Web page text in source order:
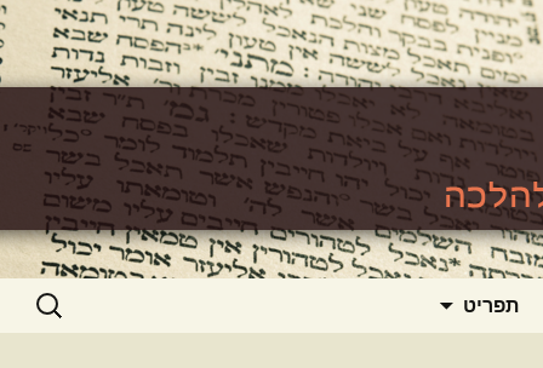
https://www.toralishma.org
האתר ללימוד סוגיות גמרא להלכה
תפריט חיפוש: